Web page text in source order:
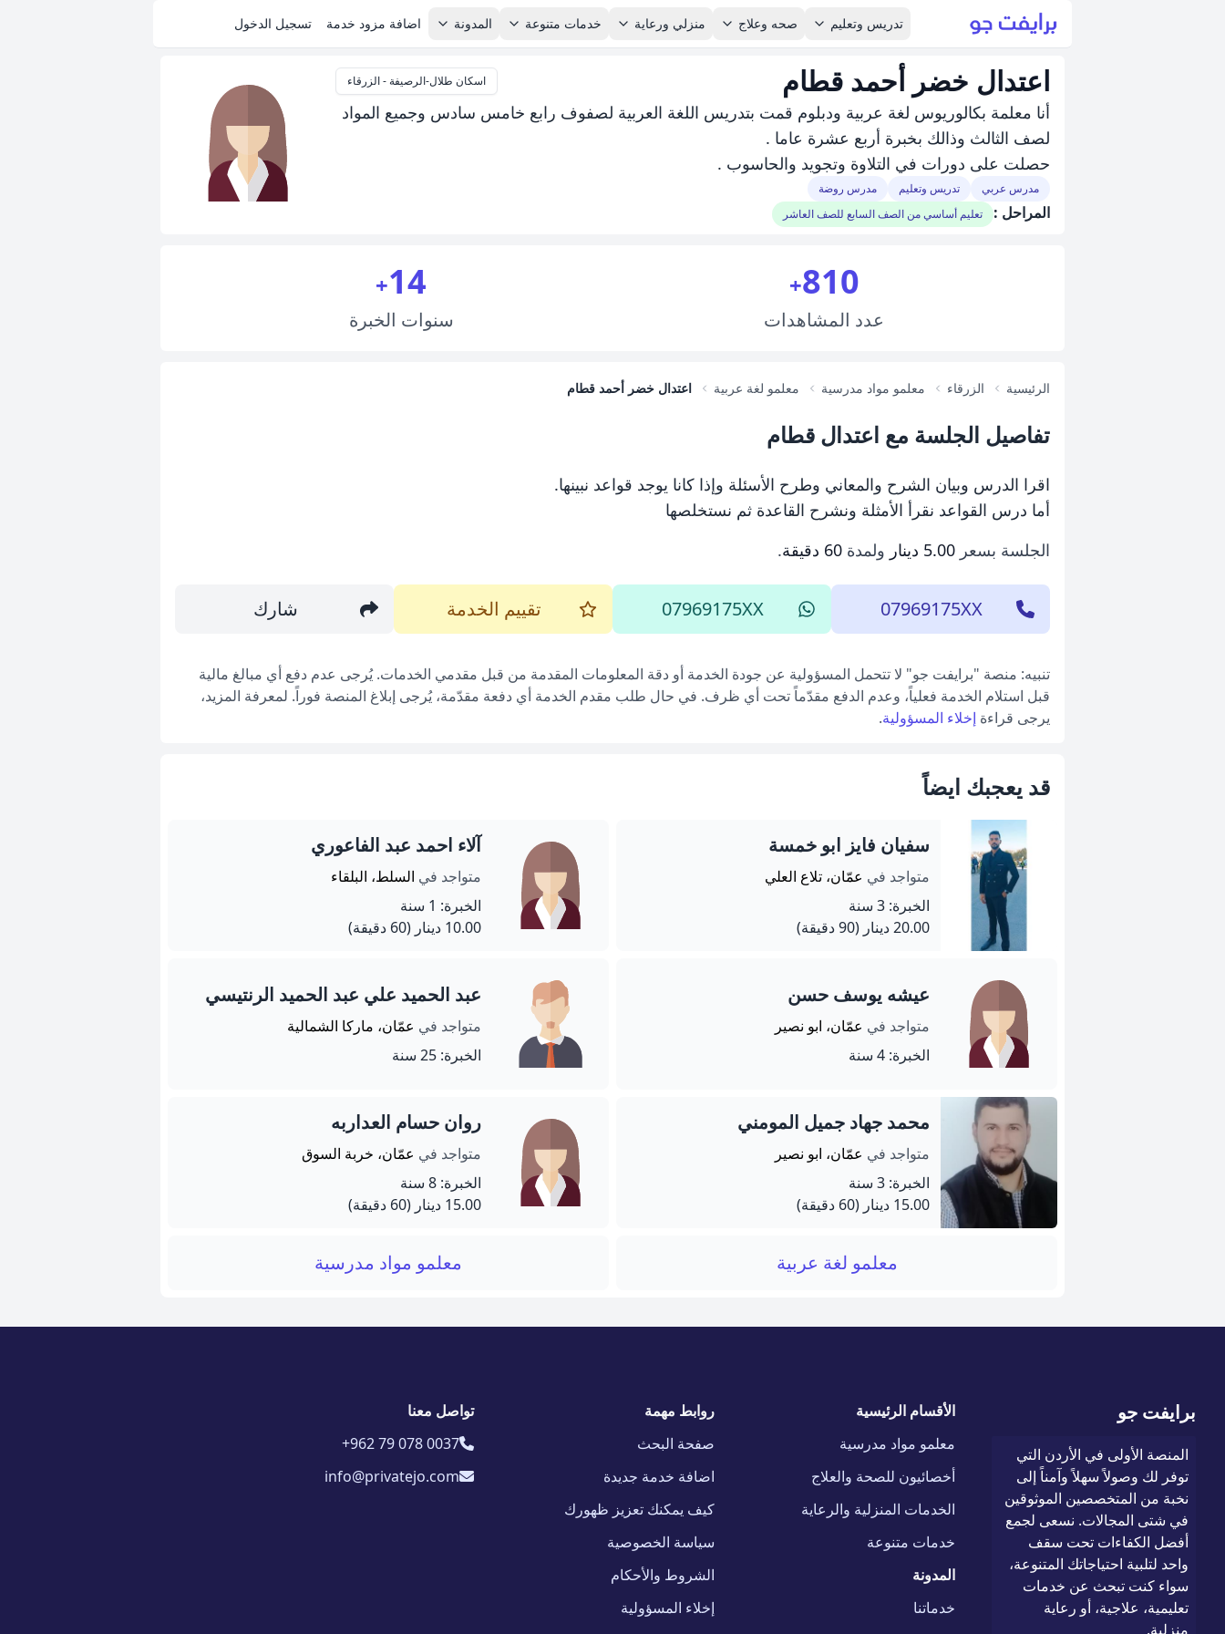
تدريس وتعليم صحه وعلاج منزلي ورعاية خدمات متنوعة المدونة اضافة مزود خدمة تسجيل الدخول
اعتدال خضر أحمد قطام اسكان طلال-الرصيفة - الزرقاء
أنا معلمة بكالوريوس لغة عربية ودبلوم قمت بتدريس اللغة العربية لصفوف رابع خامس سادس وجميع المواد
لصف الثالث وذالك بخبرة أربع عشرة عاما .
حصلت على دورات في التلاوة وتجويد والحاسوب .
مدرس عربي تدريس وتعليم مدرس روضة
المراحل : تعليم أساسي من الصف السابع للصف العاشر
810
+
عدد المشاهدات
14
+
سنوات الخبرة
الرئيسية الزرقاء معلمو مواد مدرسية معلمو لغة عربية اعتدال خضر أحمد قطام
تفاصيل الجلسة مع اعتدال قطام
اقرا الدرس وبيان الشرح والمعاني وطرح الأسئلة وإذا كانا يوجد قواعد نبينها.
أما درس القواعد نقرأ الأمثلة ونشرح القاعدة ثم نستخلصها
الجلسة بسعر 5.00 دينار ولمدة 60 دقيقة .
07969175XX
07969175XX تقييم الخدمة شارك
تنبيه: منصة "برايفت جو" لا تتحمل المسؤولية عن جودة الخدمة أو دقة المعلومات المقدمة من قبل مقدمي الخدمات. يُرجى عدم دفع أي مبالغ مالية
قبل استلام الخدمة فعلياً، وعدم الدفع مقدّماً تحت أي ظرف. في حال طلب مقدم الخدمة أي دفعة مقدّمة، يُرجى إبلاغ المنصة فوراً. لمعرفة المزيد،
يرجى قراءة إخلاء المسؤولية.
قد يعجبك ايضاً
سفيان فايز ابو خمسة
متواجد في عمّان، تلاع العلي
الخبرة: 3 سنة
20.00 دينار
(90 دقيقة)
آلاء احمد عبد الفاعوري
متواجد في السلط، البلقاء
الخبرة: 1 سنة
10.00 دينار
(60 دقيقة)
عيشه يوسف حسن
متواجد في عمّان، ابو نصير
الخبرة: 4 سنة
عبد الحميد علي عبد الحميد الرنتيسي
متواجد في عمّان، ماركا الشمالية
الخبرة: 25 سنة
محمد جهاد جميل المومني
متواجد في عمّان، ابو نصير
الخبرة: 3 سنة
15.00 دينار
(60 دقيقة)
روان حسام العداربه
متواجد في عمّان، خربة السوق
الخبرة: 8 سنة
15.00 دينار
(60 دقيقة)
معلمو لغة عربية معلمو مواد مدرسية
برايفت جو
المنصة الأولى في الأردن التي
توفر لك وصولاً سهلاً وآمناً إلى
نخبة من المتخصصين الموثوقين
في شتى المجالات. نسعى لجمع
أفضل الكفاءات تحت سقف
واحد لتلبية احتياجاتك المتنوعة،
سواء كنت تبحث عن خدمات
تعليمية، علاجية، أو رعاية
منزلية.
الأقسام الرئيسية
معلمو مواد مدرسية
أخصائيون للصحة والعلاج
الخدمات المنزلية والرعاية
خدمات متنوعة
المدونة
خدماتنا
روابط مهمة
صفحة البحث
اضافة خدمة جديدة
كيف يمكنك تعزيز ظهورك
سياسة الخصوصية
الشروط والأحكام
إخلاء المسؤولية
تواصل معنا
+962 79 078 0037
info@privatejo.com